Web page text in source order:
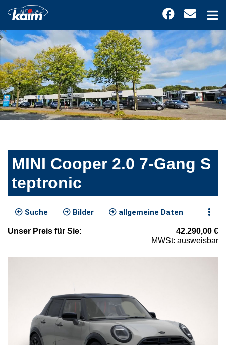
MINI Cooper 2.0 7-Gang S
teptronic
Suche Bilder allgemeine Daten
Unser Preis für Sie: 42.290,00 €
MWSt: ausweisbar